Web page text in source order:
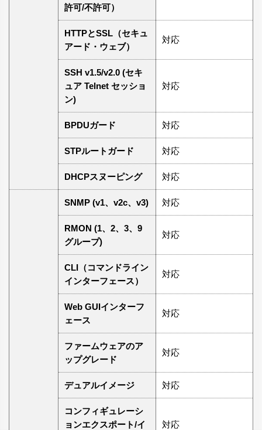
許可/不許可）
HTTPとSSL（セキュ
アード・ウェブ）
対応
SSH v1.5/v2.0 (セキ
ュア Telnet セッショ
ン)
対応
BPDUガード 対応
STPルートガード 対応
DHCPスヌーピング 対応
SNMP (v1、v2c、v3) 対応
RMON (1、2、3、9
グループ)
対応
CLI（コマンドライン
インターフェース）
対応
Web GUIインターフ
ェース
対応
ファームウェアのア
ップグレード
対応
デュアルイメージ 対応
コンフィギュレーシ
ョンエクスポート/イ
対応